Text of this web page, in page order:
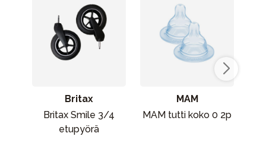
Britax
Britax Smile 3/4
etupyörä
MAM
MAM tutti koko 0 2p